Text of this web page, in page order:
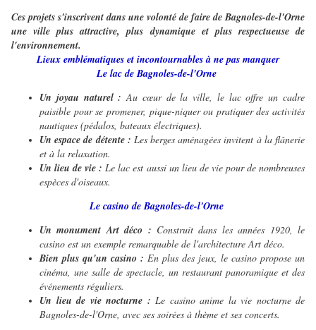
Ces projets s'inscrivent dans une volonté de faire de Bagnoles-de-l'Orne
une ville plus attractive, plus dynamique et plus respectueuse de
l'environnement.
Lieux emblématiques et incontournables à ne pas manquer
Le lac de Bagnoles-de-l'Orne
Un joyau naturel : Au cœur de la ville, le lac offre un cadre
paisible pour se promener, pique-niquer ou pratiquer des activités
nautiques (pédalos, bateaux électriques).
Un espace de détente : Les berges aménagées invitent à la flânerie
et à la relaxation.
Un lieu de vie : Le lac est aussi un lieu de vie pour de nombreuses
espèces d'oiseaux.
Le casino de Bagnoles-de-l'Orne
Un monument Art déco : Construit dans les années 1920, le
casino est un exemple remarquable de l'architecture Art déco.
Bien plus qu'un casino : En plus des jeux, le casino propose un
cinéma, une salle de spectacle, un restaurant panoramique et des
événements réguliers.
Un lieu de vie nocturne : Le casino anime la vie nocturne de
Bagnoles-de-l'Orne, avec ses soirées à thème et ses concerts.